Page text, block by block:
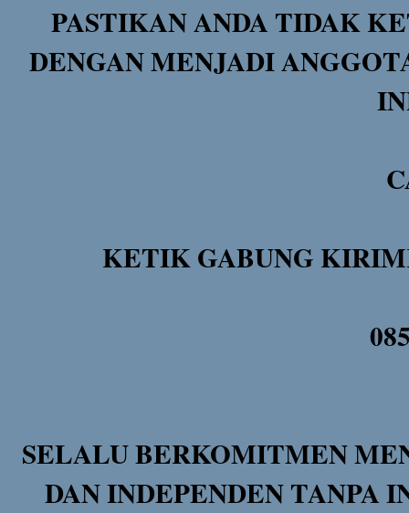
PASTIKAN ANDA TIDAK
DENGAN MENJADI
KETIK GABUNG
SELALU BERKOMITMEN
DAN INDEPENDEN TANPA